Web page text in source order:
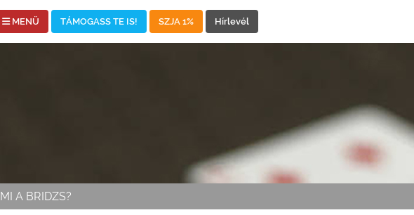
MENÜ TÁMOGASS TE IS! SZJA 1% Hírlevél
MI A BRIDZS?